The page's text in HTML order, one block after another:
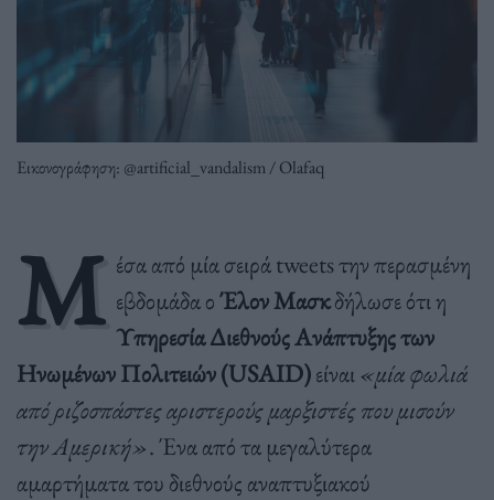
Εικονογράφηση: @artificial_vandalism / Olafaq
Μ έσα από μία σειρά tweets την περασμένη
εβδομάδα οΈλον Μασκδήλωσε ότι η
Υπηρεσία Διεθνούς Ανάπτυξης των
Ηνωμένων Πολιτειών (USAID)είναι«μία φωλιά
από ριζοσπάστες αριστερούς μαρξιστές που μισούν
την Αμερική». Ένα από τα μεγαλύτερα
αμαρτήματα του διεθνούς αναπτυξιακού